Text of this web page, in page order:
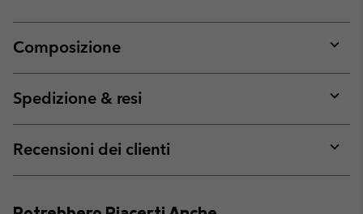
Composizione
or
Spedizione & resi
or
Recensioni dei clienti
or